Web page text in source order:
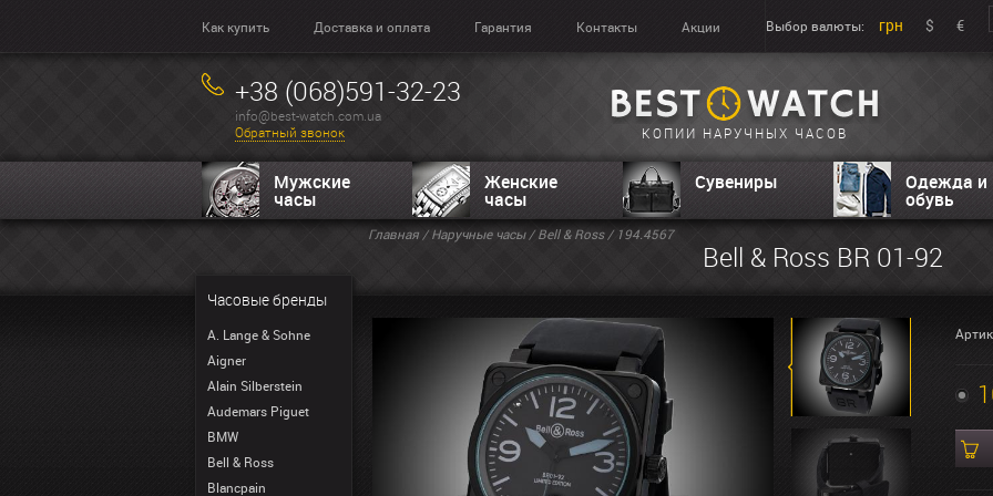
Как купить Доставка и оплата Гарантия Контакты Акции Выбор валюты: грн $ €
+38 (068)591-32-23
info@best-watch.com.ua
Обратный звонок
КОПИИ НАРУЧНЫХ ЧАСОВ
Мужские
часы
Женские
часы
Сувениры Одежда и
обувь
Часовые бренды
A. Lange & Sohne
Aigner
Alain Silberstein
Audemars Piguet
BMW
Bell & Ross
Blancpain
Главная/Наручные часы/Bell & Ross/ 194.4567
Bell & Ross BR 01-92